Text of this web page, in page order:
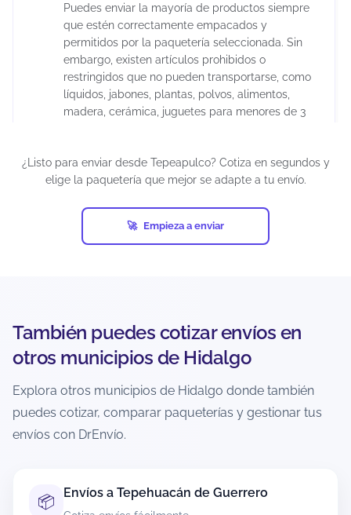
Puedes enviar la mayoría de productos siempre
que estén correctamente empacados y
permitidos por la paquetería seleccionada. Sin
embargo, existen artículos prohibidos o
restringidos que no pueden transportarse, como
líquidos, jabones, plantas, polvos, alimentos,
madera, cerámica, juguetes para menores de 3
armas artificiales, restos humanos o animales,
diamantes industriales, pornografía, billetes de
tarjetas de crédito activadas, productos pirata,
mensajería puede establecer restricciones
adicionales, por lo que es responsabilidad del
usuario verificar las condiciones antes de generar
¿Hay recolección a domicilio en
domicilio en Tepeapulco, pero depende de la
cobertura y del servicio elegido. Durante la
¿Listo para enviar desde Tepeapulco? Cotiza en segundos y
elige la paquetería que mejor se adapte a tu envío.
Empieza a enviar
También puedes cotizar envíos en
otros municipios de Hidalgo
Explora otros municipios de Hidalgo donde también
puedes cotizar, comparar paqueterías y gestionar tus
envíos con DrEnvío.
📦 Envíos a Tepehuacán de Guerrero